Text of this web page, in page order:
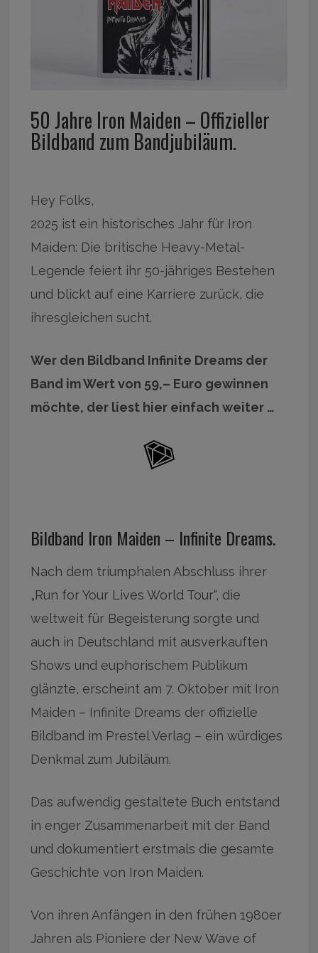
50 Jahre Iron Maiden – Offizieller
Bildband zum Bandjubiläum.
Hey Folks,
2025 ist ein historisches Jahr für Iron
Maiden: Die britische Heavy-Metal-
Legende feiert ihr 50-jähriges Bestehen
und blickt auf eine Karriere zurück, die
ihresgleichen sucht.
Wer den Bildband Infinite Dreams der
Band im Wert von 59,– Euro gewinnen
möchte, der liest hier einfach weiter …
Bildband Iron Maiden – Infinite Dreams.
Nach dem triumphalen Abschluss ihrer
„Run for Your Lives World Tour“, die
weltweit für Begeisterung sorgte und
auch in Deutschland mit ausverkauften
Shows und euphorischem Publikum
glänzte, erscheint am 7. Oktober mit Iron
Maiden – Infinite Dreams der offizielle
Bildband im Prestel Verlag – ein würdiges
Denkmal zum Jubiläum.
Das aufwendig gestaltete Buch entstand
in enger Zusammenarbeit mit der Band
und dokumentiert erstmals die gesamte
Geschichte von Iron Maiden.
Von ihren Anfängen in den frühen 1980er
Jahren als Pioniere der New Wave of